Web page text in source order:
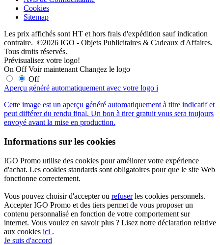
Cookies
Sitemap
Les prix affichés sont HT et hors frais d'expédition sauf indication
contraire. ©2026 IGO - Objets Publicitaires & Cadeaux d'Affaires.
Tous droits réservés.
Prévisualisez votre logo!
On Off Voir maintenant Changez le logo
Off
Aperçu généré automatiquement avec votre logo i
Cette image est un aperçu généré automatiquement à titre indicatif et
peut différer du rendu final. Un bon à tirer gratuit vous sera toujours
envoyé avant la mise en production.
Informations sur les cookies
IGO Promo utilise des cookies pour améliorer votre expérience
d'achat. Les cookies standards sont obligatoires pour que le site Web
fonctionne correctement.
Vous pouvez choisir d'accepter ou refuserles cookies personnels.
Accepter IGO Promo et des tiers permet de vous proposer un
contenu personnalisé en fonction de votre comportement sur
internet. Vous voulez en savoir plus ? Lisez notre déclaration relative
aux cookies ici .
Je suis d'accord